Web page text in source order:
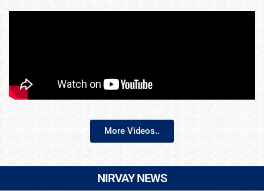
More Videos..
NIRVAY NEWS